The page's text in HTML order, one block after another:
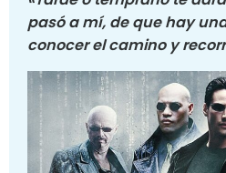
pasó a mí, de que hay
conocer el camino y